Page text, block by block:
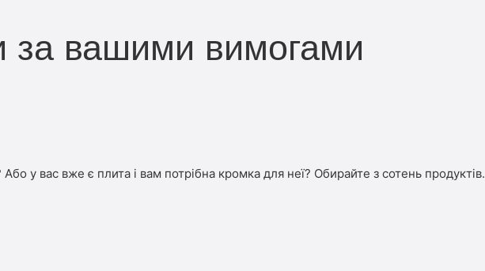
за вашими вимогами
у вас вже є плита і вам потрібна кромка для неї? Обирайте з сотень продуктів.